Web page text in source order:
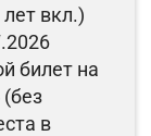
вкл.)
билет на
(без
в